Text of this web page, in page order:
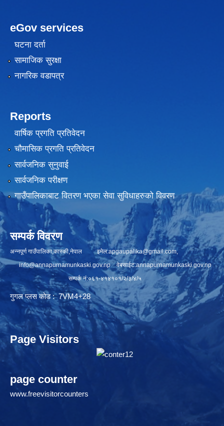
eGov services
घटना दर्ता
सामाजिक सुरक्षा
नागरिक वडापत्र
Reports
वार्षिक प्रगति प्रतिवेदन
चौमासिक प्रगति प्रतिवेदन
सार्वजनिक सुनुवाई
सार्वजनिक परीक्षण
गाउँपालिकाबाट वितरण भएका सेवा सुविधाहरुको विवरण
सम्पर्क विवरण
अन्नपूर्ण गाउँपालिका,कास्की,नेपाल इमेल:apgaupalika@gmail.com,
info@annapurnamunkaski.gov.npवेबसाईट:annapurnamunkaski.gov.np
सम्पर्क नं:०६१-४१४१०१/२/३/४/५
गुगल प्लस कोड : 7VM4+28
Page Visitors
page counter
www.freevisitorcounters